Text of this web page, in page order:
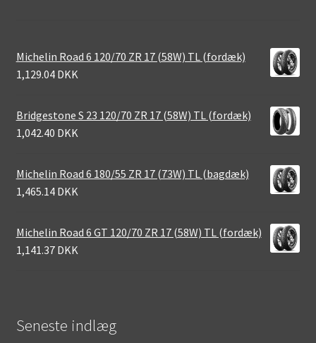
Michelin Road 6 120/70 ZR 17 (58W) TL (fordæk)
1,129.04 DKK
Bridgestone S 23 120/70 ZR 17 (58W) TL (fordæk)
1,042.40 DKK
Michelin Road 6 180/55 ZR 17 (73W) TL (bagdæk)
1,465.14 DKK
Michelin Road 6 GT 120/70 ZR 17 (58W) TL (fordæk)
1,141.37 DKK
Seneste indlæg